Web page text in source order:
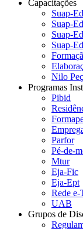
Capacitações
Suap-
Suap-
Suap-
Suap-
Nilo
Programas
Pibid
Parfor
Pé-de-
Mtur
Eja-Fic
Eja-Ept
Rede e-
UAB
Grupos de